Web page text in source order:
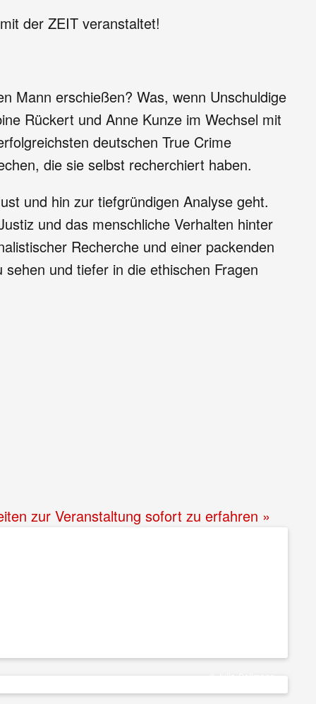
der ZEIT veranstaltet!
Mann erschießen? Was, wenn Unschuldige
Rückert und Anne Kunze im Wechsel mit
deutschen True Crime
die sie selbst recherchiert haben.
und hin zur tiefgründigen Analyse geht.
und das menschliche Verhalten hinter
Recherche und einer packenden
und tiefer in die ethischen Fragen
zur Veranstaltung sofort zu erfahren »